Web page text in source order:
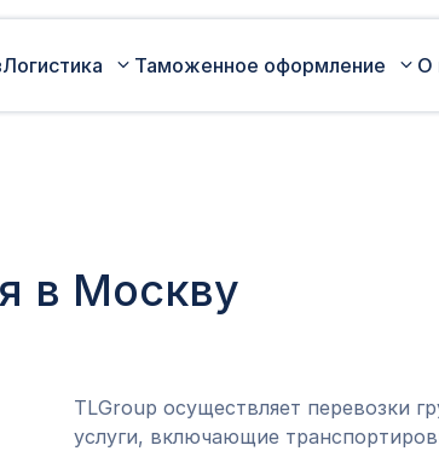
Логистика
Железнодорожные перевозки грузов
Таможенное оформление
товара
О
в Москву
TLGroup осуществляет перевозки
услуги, включающие